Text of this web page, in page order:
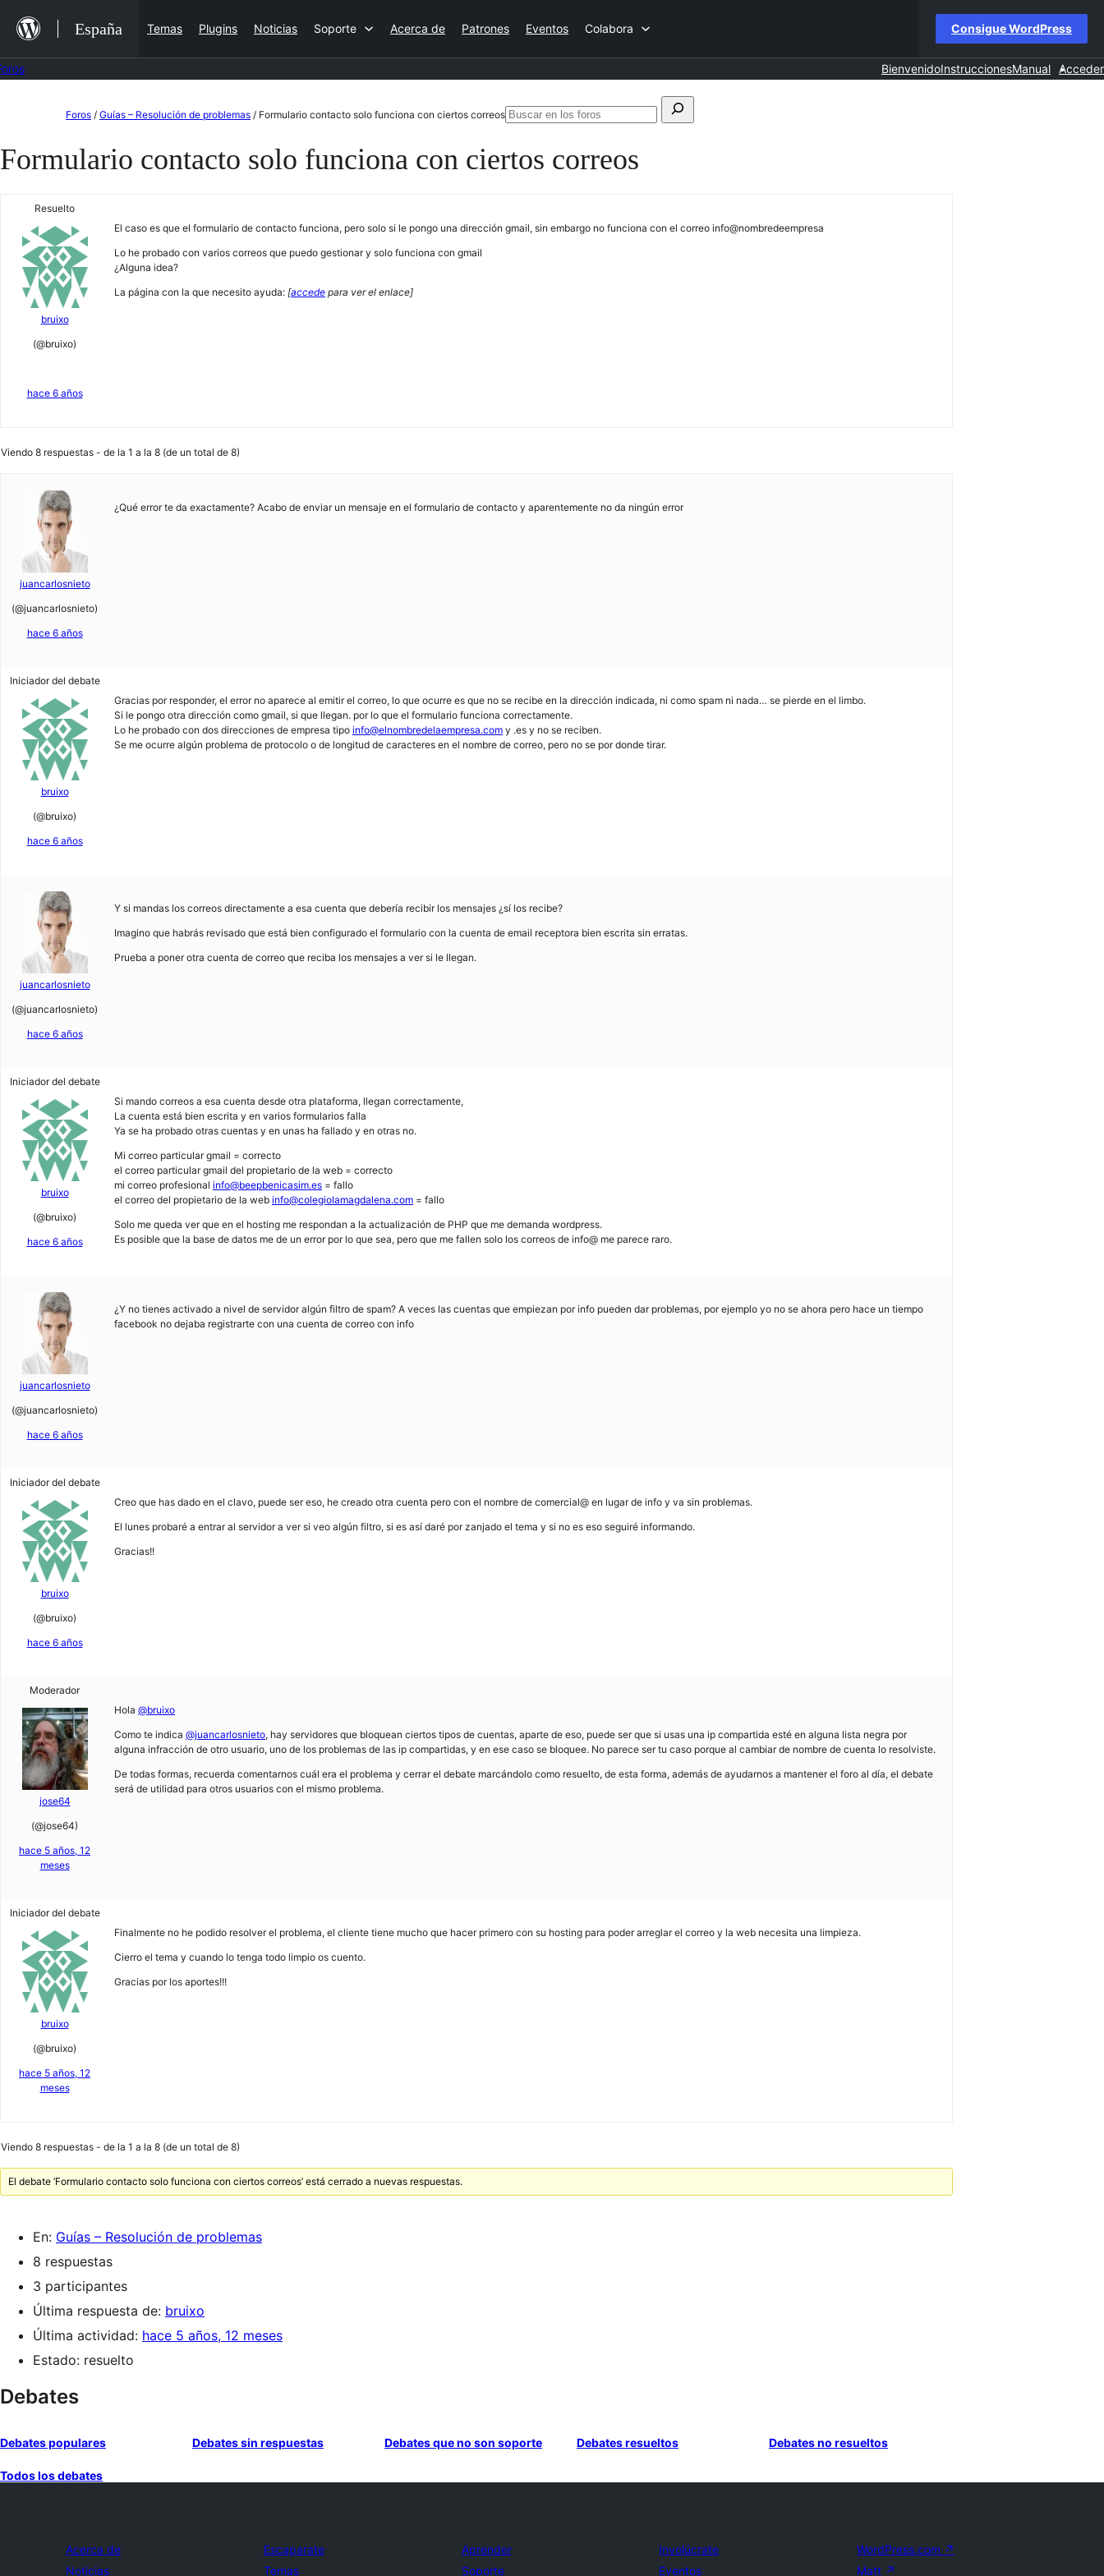
contenido
España Temas Plugins Noticias Soporte Acerca de Patrones Eventos Colabora Consigue WordPress
BienvenidoInstruccionesManual Acceder
contenido
Foros / Guías – Resolución de problemas / Formulario contacto solo funciona con ciertos correosBuscar:
Buscar
Formulario contacto solo funciona con ciertos correos
Resuelto
bruixo
(@bruixo)
hace 6 años
El caso es que el formulario de contacto funciona, pero solo si le pongo una dirección gmail, sin embargo no funciona con el correo info@nombredeempresa
Lo he probado con varios correos que puedo gestionar y solo funciona con gmail
¿Alguna idea?
La página con la que necesito ayuda: [accede para ver el enlace]
Viendo 8 respuestas - de la 1 a la 8 (de un total de 8)
juancarlosnieto
(@juancarlosnieto)
hace 6 años
¿Qué error te da exactamente? Acabo de enviar un mensaje en el formulario de contacto y aparentemente no da ningún error
Iniciador del debate
bruixo
(@bruixo)
hace 6 años
Gracias por responder, el error no aparece al emitir el correo, lo que ocurre es que no se recibe en la dirección indicada, ni como spam ni nada… se pierde en el limbo.
Si le pongo otra dirección como gmail, si que llegan. por lo que el formulario funciona correctamente.
Lo he probado con dos direcciones de empresa tipo info@elnombredelaempresa.com y .es y no se reciben.
Se me ocurre algún problema de protocolo o de longitud de caracteres en el nombre de correo, pero no se por donde tirar.
juancarlosnieto
(@juancarlosnieto)
hace 6 años
Y si mandas los correos directamente a esa cuenta que debería recibir los mensajes ¿sí los recibe?
Imagino que habrás revisado que está bien configurado el formulario con la cuenta de email receptora bien escrita sin erratas.
Prueba a poner otra cuenta de correo que reciba los mensajes a ver si le llegan.
Iniciador del debate
bruixo
(@bruixo)
hace 6 años
Si mando correos a esa cuenta desde otra plataforma, llegan correctamente,
La cuenta está bien escrita y en varios formularios falla
Ya se ha probado otras cuentas y en unas ha fallado y en otras no.
Mi correo particular gmail = correcto
el correo particular gmail del propietario de la web = correcto
mi correo profesional info@beepbenicasim.es = fallo
el correo del propietario de la web info@colegiolamagdalena.com = fallo
Solo me queda ver que en el hosting me respondan a la actualización de PHP que me demanda wordpress.
Es posible que la base de datos me de un error por lo que sea, pero que me fallen solo los correos de info@ me parece raro.
juancarlosnieto
(@juancarlosnieto)
hace 6 años
¿Y no tienes activado a nivel de servidor algún filtro de spam? A veces las cuentas que empiezan por info pueden dar problemas, por ejemplo yo no se ahora pero hace un tiempo
facebook no dejaba registrarte con una cuenta de correo con info
Iniciador del debate
bruixo
(@bruixo)
hace 6 años
Creo que has dado en el clavo, puede ser eso, he creado otra cuenta pero con el nombre de comercial@ en lugar de info y va sin problemas.
El lunes probaré a entrar al servidor a ver si veo algún filtro, si es así daré por zanjado el tema y si no es eso seguiré informando.
Gracias!!
Moderador
jose64
(@jose64)
hace 5 años, 12
meses
Hola @bruixo
Como te indica @juancarlosnieto, hay servidores que bloquean ciertos tipos de cuentas, aparte de eso, puede ser que si usas una ip compartida esté en alguna lista negra por
alguna infracción de otro usuario, uno de los problemas de las ip compartidas, y en ese caso se bloquee. No parece ser tu caso porque al cambiar de nombre de cuenta lo resolviste.
De todas formas, recuerda comentarnos cuál era el problema y cerrar el debate marcándolo como resuelto, de esta forma, además de ayudarnos a mantener el foro al día, el debate
será de utilidad para otros usuarios con el mismo problema.
Iniciador del debate
bruixo
(@bruixo)
hace 5 años, 12
meses
Finalmente no he podido resolver el problema, el cliente tiene mucho que hacer primero con su hosting para poder arreglar el correo y la web necesita una limpieza.
Cierro el tema y cuando lo tenga todo limpio os cuento.
Gracias por los aportes!!!
Viendo 8 respuestas - de la 1 a la 8 (de un total de 8)
El debate ‘Formulario contacto solo funciona con ciertos correos’ está cerrado a nuevas respuestas.
En: Guías – Resolución de problemas
8 respuestas
3 participantes
Última respuesta de: bruixo
Última actividad: hace 5 años, 12 meses
Estado: resuelto
Debates
Debates populares Debates sin respuestas Debates que no son soporte Debates resueltos Debates no resueltos
Todos los debates
Acerca de
Noticias
Escaparate
Temas
Aprender
Soporte
Involúcrate
Eventos
WordPress.com ↗
Matt ↗